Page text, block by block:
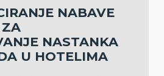
NABAVE
NASTANKA
U HOTELIMA